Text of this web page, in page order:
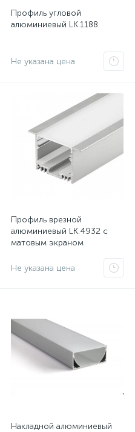
Профиль угловой
алюминиевый LK.1188
Не указана цена
Профиль врезной
алюминиевый LK.4932 с
матовым экраном
Не указана цена
Накладной алюминиевый